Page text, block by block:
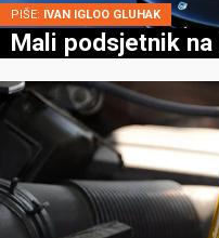
PIŠE: IVAN IGLOO GLUHAK
Mali podsjetnik